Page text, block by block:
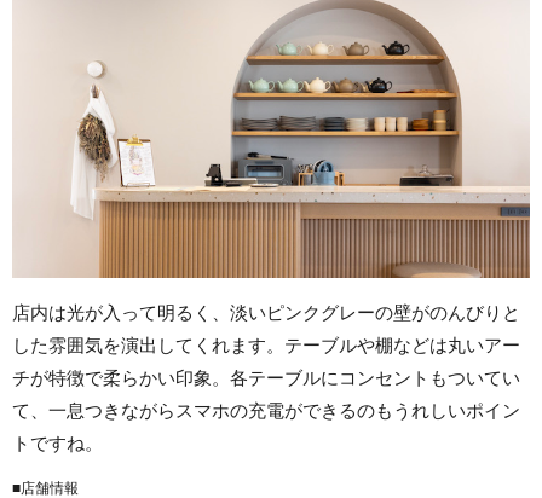
店内は光が入って明るく、淡いピンクグレーの壁がのんびりと
した雰囲気を演出してくれます。テーブルや棚などは丸いアー
チが特徴で柔らかい印象。各テーブルにコンセントもついてい
て、一息つきながらスマホの充電ができるのもうれしいポイン
トですね。
■店舗情報